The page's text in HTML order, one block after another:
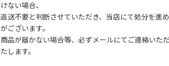
けない場合、
返送不要と判断させていただき、当店にて処分を進
がございます。
商品が届かない場合等、必ずメールにてご連絡いた
たします。